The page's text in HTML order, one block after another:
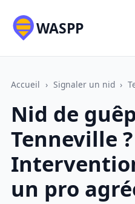
WASPP
Accueil › Signaler un nid ›
Nid de
Tenneville ?
un pro